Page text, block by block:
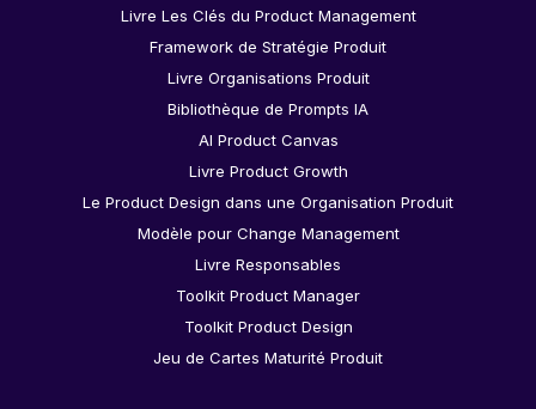
Livre Les Clés du Product Management
Framework de Stratégie Produit
Livre Organisations Produit
Bibliothèque de Prompts IA
AI Product Canvas
Livre Product Growth
Le Product Design dans une Organisation Produit
Modèle pour Change Management
Livre Responsables
Toolkit Product Manager
Toolkit Product Design
Jeu de Cartes Maturité Produit